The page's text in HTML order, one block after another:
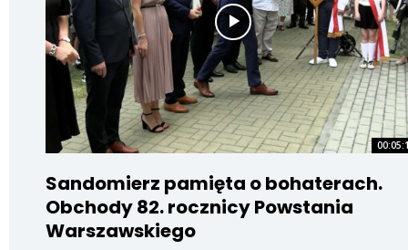
Sandomierz pamięta o bohaterach.
Obchody 82. rocznicy Powstania
Warszawskiego